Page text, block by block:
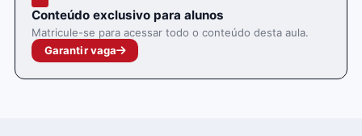
Conteúdo exclusivo para alunos
Matricule-se para acessar todo o conteúdo desta aula.
Garantir vaga